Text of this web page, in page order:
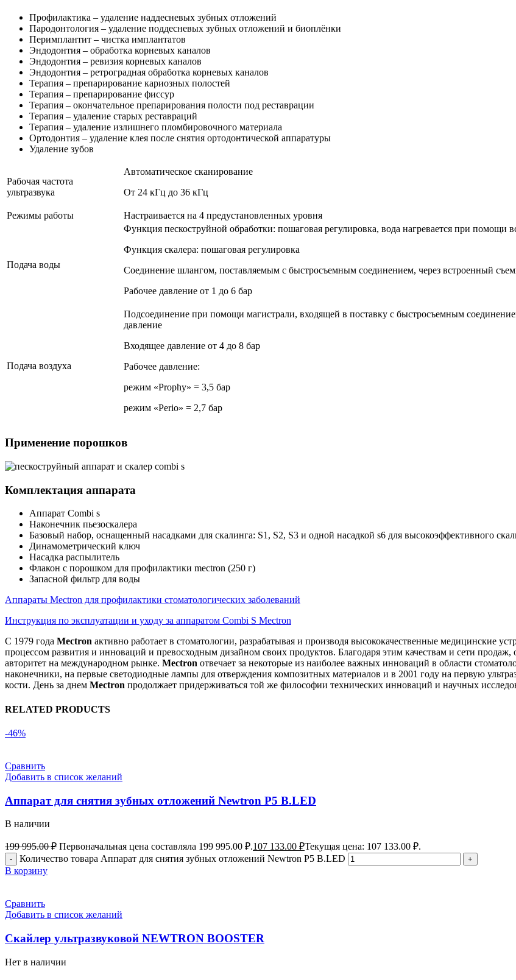
Профилактика – удаление наддесневых зубных отложений
Пародонтология – удаление поддесневых зубных отложений и биоплёнки
Перимплантит – чистка имплантатов
Эндодонтия – обработка корневых каналов
Эндодонтия – ревизия корневых каналов
Эндодонтия – ретроградная обработка корневых каналов
Терапия – препарирование кариозных полостей
Терапия – препарирование фиссур
Терапия – окончательное препарирования полости под реставрации
Терапия – удаление старых реставраций
Терапия – удаление излишнего пломбировочного материала
Ортодонтия – удаление клея после снятия ортодонтической аппаратуры
Удаление зубов
Рабочая частота
ультразвука
Автоматическое сканирование
От 24 кГц до 36 кГц
Режимы работы Настраивается на 4 предустановленных уровня
Подача воды
Функция пескоструйной обработки: пошаговая регулировка, вода нагревается при помощи
Функция скалера: пошаговая регулировка
Соединение шлангом, поставляемым с быстросъемным соединением, через встроенный
Рабочее давление от 1 до 6 бар
Подача воздуха
Подсоединение при помощи магистрали, входящей в поставку с быстросъемным
давление
Входящее давление от 4 до 8 бар
Рабочее давление:
режим «Prophy» = 3,5 бар
режим «Perio» = 2,7 бар
Применение порошков
Комплектация аппарата
Аппарат Combi s
Наконечник пьезоскалера
Базовый набор, оснащенный насадками для скалинга: S1, S2, S3 и одной насадкой s6 для высокоэффективного
Динамометрический ключ
Насадка распылитель
Флакон с порошком для профилактики mectron (250 г)
Запасной фильтр для воды
Аппараты Mectron для профилактики стоматологических заболеваний
Инструкция по эксплуатации и уходу за аппаратом Combi S Mectron
С 1979 года Mectron активно работает в стоматологии, разрабатывая и производя высококачественные медицинские
процессом развития и инноваций и превосходным дизайном своих продуктов. Благодаря этим качествам и сети
авторитет на международном рынке. Mectron отвечает за некоторые из наиболее важных инноваций в области
наконечники, на первые светодиодные лампы для отверждения композитных материалов и в 2001 году на первую
кости. День за днем Mectron продолжает придерживаться той же философии технических инноваций и научных
RELATED PRODUCTS
-46%
Сравнить
Добавить в список желаний
Аппарат для снятия зубных отложений Newtron P5 B.LED
В наличии
199 995.00₽ Первоначальная цена составляла 199 995.00 ₽.107 133.00 ₽Текущая цена: 107 133.00 ₽.
Количество товара Аппарат для снятия зубных отложений Newtron P5 B.LED
В корзину
Сравнить
Добавить в список желаний
Cкайлер ультразвуковой NEWTRON BOOSTER
Нет в наличии